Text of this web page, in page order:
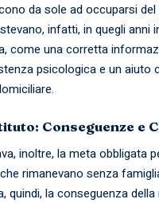
da sole ad occuparsi
infatti, in quegli anni
come una corretta
psicologica e un aiuto
Conseguenze e
inoltre, la meta obbligata
rimanevano senza
quindi, la conseguenza